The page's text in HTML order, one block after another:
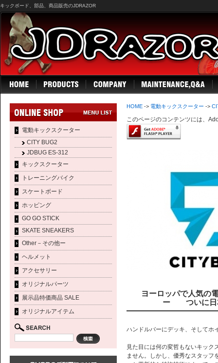
キックボード、部品、商品販売のJDRAZOR
電動キックスクーター
CITY BUG2
JDBUG ES-312
キックスクーター
トレーニングバイク
スケートボード
ホッピング
GO GO STICK
SKATE SNEAKERS
Other－その他ー
ヘルメット
アクセサリー
オリジナルパーツ
展示品特価商品 SALE
オリジナルアイテム
HOME -> 電動キックスクーター ->
このページのコンテンツには、
ヨーロッパで人気の
ー ついに日
ハンドルバーにデッキ、そしてホ
見た目には何の変哲もないキック
ません。しかし、優秀なスタッフ